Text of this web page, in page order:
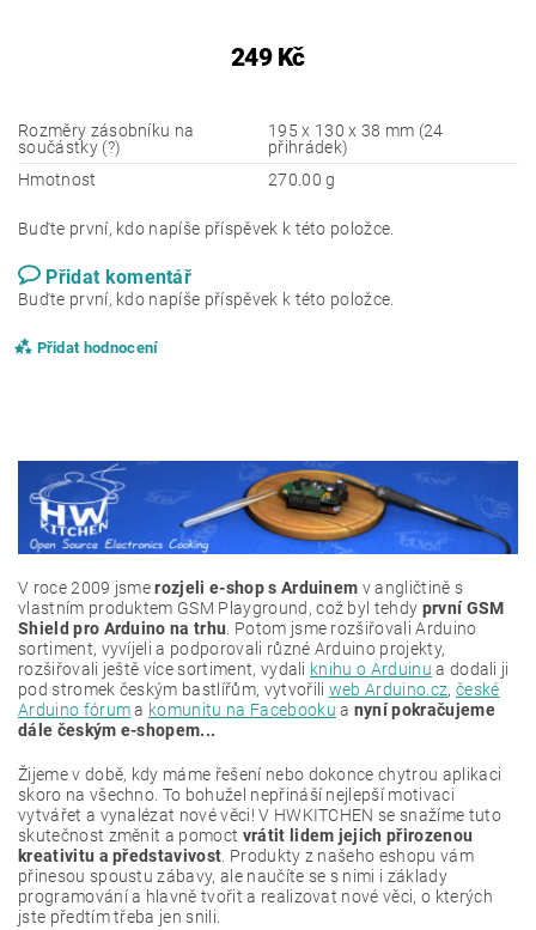
249 Kč
Rozměry zásobníku na
součástky (?)
195 x 130 x 38 mm (24
přihrádek)
Hmotnost
270.00 g
Buďte první, kdo napíše příspěvek k této položce.
Přidat komentář
Buďte první, kdo napíše příspěvek k této položce.
Přidat hodnocení
V roce 2009 jsmerozjeli e-shop s Arduinem v angličtině s
vlastním produktem GSM Playground, což byl tehdy první GSM
Shield pro Arduino na trhu . Potom jsme rozšiřovali Arduino
sortiment, vyvíjeli a podporovali různé Arduino projekty,
rozšiřovali ještě více sortiment, vydali knihu o Arduinu a dodali ji
pod stromek českým bastlířům, vytvořili web Arduino.cz, české
Arduino fóruma komunitu na Facebooku a nyní pokračujeme
dále českým e-shopem...
Žijeme v době, kdy máme řešení nebo dokonce chytrou aplikaci
skoro na všechno. To bohužel nepřináší nejlepší motivaci
vytvářet a vynalézat nové věci! V HWKITCHEN se snažíme tuto
skutečnost změnit a pomoct vrátit lidem jejich přirozenou
kreativitu a představivost . Produkty z našeho eshopu vám
přinesou spoustu zábavy, ale naučíte se s nimi i základy
programování a hlavně tvořit a realizovat nové věci, o kterých
jste předtím třeba jen snili.